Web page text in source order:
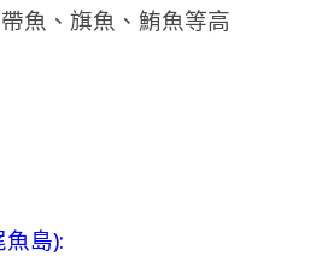
魚、旗魚、鮪魚等高
島):